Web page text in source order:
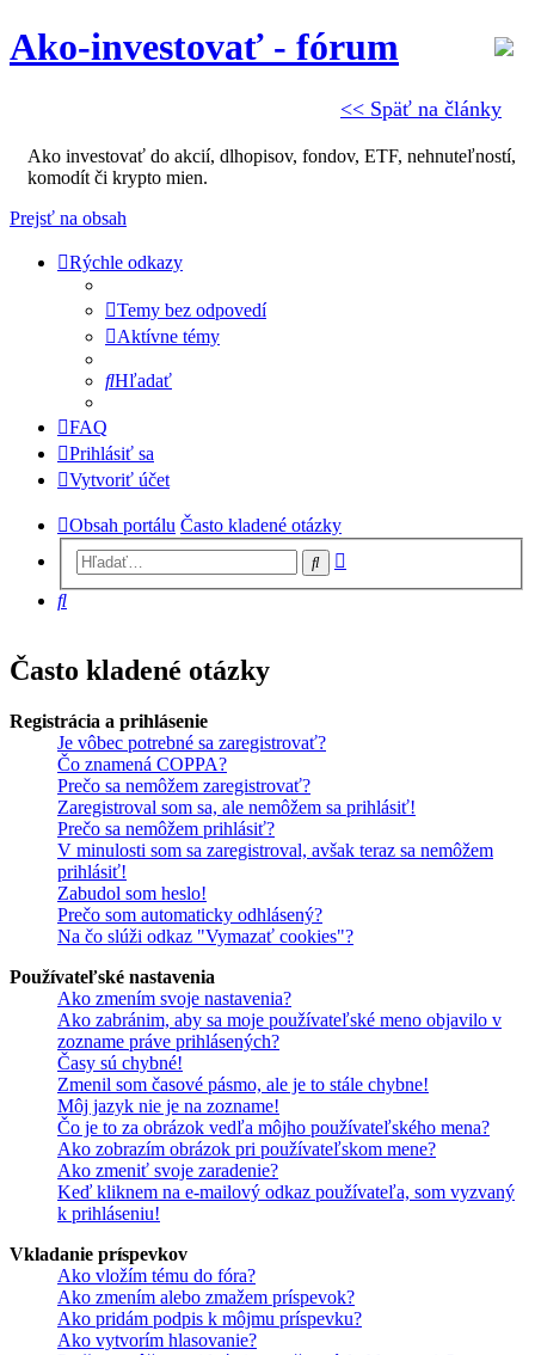
<< Späť na články
Ako-investovať - fórum
Ako investovať do akcií, dlhopisov, fondov, ETF, nehnuteľností,
komodít či krypto mien.
Prejsť na obsah
Rýchle odkazy
Temy bez odpovedí
Aktívne témy
Hľadať
FAQ
Prihlásiť sa
Vytvoriť účet
Obsah portálu Často kladené otázky
Hľadať
Hľadať
Často kladené otázky
Registrácia a prihlásenie
Je vôbec potrebné sa zaregistrovať?
Čo znamená COPPA?
Prečo sa nemôžem zaregistrovať?
Zaregistroval som sa, ale nemôžem sa prihlásiť!
Prečo sa nemôžem prihlásiť?
V minulosti som sa zaregistroval, avšak teraz sa nemôžem
prihlásiť!
Zabudol som heslo!
Prečo som automaticky odhlásený?
Na čo slúži odkaz "Vymazať cookies"?
Používateľské nastavenia
Ako zmením svoje nastavenia?
Ako zabránim, aby sa moje používateľské meno objavilo v
zozname práve prihlásených?
Časy sú chybné!
Zmenil som časové pásmo, ale je to stále chybne!
Môj jazyk nie je na zozname!
Čo je to za obrázok vedľa môjho používateľského mena?
Ako zobrazím obrázok pri používateľskom mene?
Ako zmeniť svoje zaradenie?
Keď kliknem na e-mailový odkaz používateľa, som vyzvaný
k prihláseniu!
Vkladanie príspevkov
Ako vložím tému do fóra?
Ako zmením alebo zmažem príspevok?
Ako pridám podpis k môjmu príspevku?
Ako vytvorím hlasovanie?